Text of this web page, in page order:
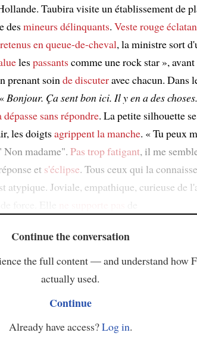
Taubira visite un établissement de
desmineurs délinquants. Veste rouge
retenus en queue-de-cheval, la ministre sort
lespassantscomme une rock star »,
prenant soin de discuteravec chacun. Dans
Bonjour. Ça sent bon ici. Il y en a des
dépasse sans répondre. La petite silhouette
les doigtsagrippent la manche. « Tu peux
madame". Pas trop fatigant, il me
et s'éclipse. Tous ceux qui la
atypique. Joviale, empathique, curieuse de
Continue the conversation
the full content — and understand how
actually used.
Continue
Already have access?Log in.